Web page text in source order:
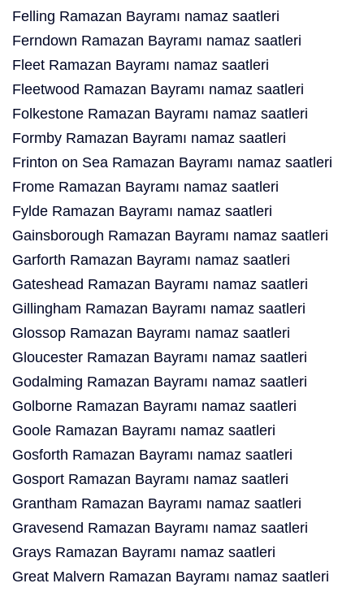
Felling Ramazan Bayramı namaz saatleri
Ferndown Ramazan Bayramı namaz saatleri
Fleet Ramazan Bayramı namaz saatleri
Fleetwood Ramazan Bayramı namaz saatleri
Folkestone Ramazan Bayramı namaz saatleri
Formby Ramazan Bayramı namaz saatleri
Frinton on Sea Ramazan Bayramı namaz saatleri
Frome Ramazan Bayramı namaz saatleri
Fylde Ramazan Bayramı namaz saatleri
Gainsborough Ramazan Bayramı namaz saatleri
Garforth Ramazan Bayramı namaz saatleri
Gateshead Ramazan Bayramı namaz saatleri
Gillingham Ramazan Bayramı namaz saatleri
Glossop Ramazan Bayramı namaz saatleri
Gloucester Ramazan Bayramı namaz saatleri
Godalming Ramazan Bayramı namaz saatleri
Golborne Ramazan Bayramı namaz saatleri
Goole Ramazan Bayramı namaz saatleri
Gosforth Ramazan Bayramı namaz saatleri
Gosport Ramazan Bayramı namaz saatleri
Grantham Ramazan Bayramı namaz saatleri
Gravesend Ramazan Bayramı namaz saatleri
Grays Ramazan Bayramı namaz saatleri
Great Malvern Ramazan Bayramı namaz saatleri